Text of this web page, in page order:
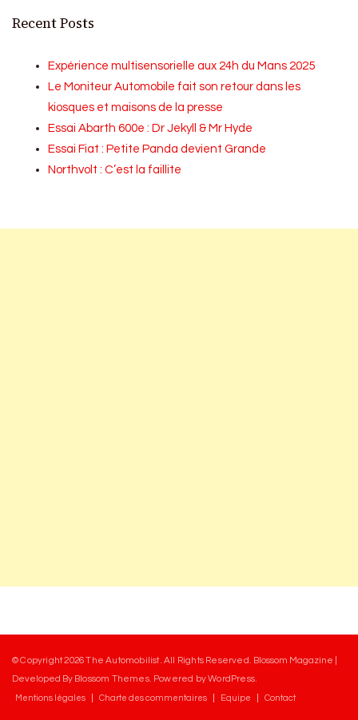
Recent Posts
Expérience multisensorielle aux 24h du Mans 2025
Le Moniteur Automobile fait son retour dans les
kiosques et maisons de la presse
Essai Abarth 600e : Dr Jekyll & Mr Hyde
Essai Fiat : Petite Panda devient Grande
Northvolt : C’est la faillite
© Copyright 2026The Automobilist. All Rights Reserved. Blossom Magazine |
Developed By Blossom Themes. Powered byWordPress
Mentions légales Charte des commentaires Equipe Contact